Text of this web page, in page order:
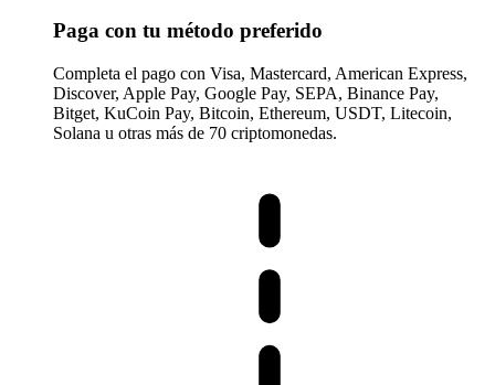
Paga con tu método preferido
Completa el pago con Visa, Mastercard, American Express,
Discover, Apple Pay, Google Pay, SEPA, Binance Pay,
Bitget, KuCoin Pay, Bitcoin, Ethereum, USDT, Litecoin,
Solana u otras más de 70 criptomonedas.